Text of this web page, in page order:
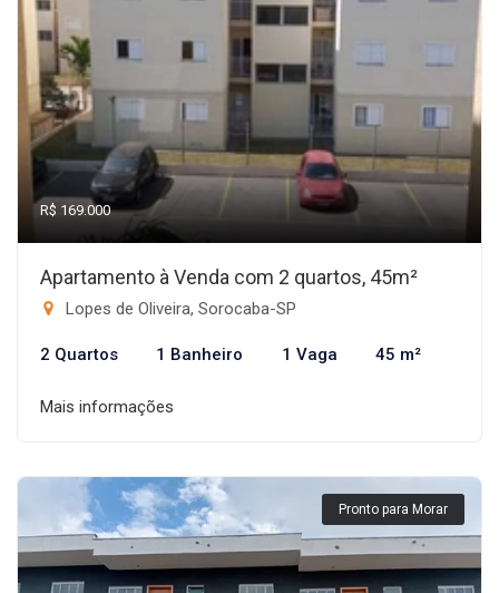
R$ 169.000
Apartamento à Venda com 2 quartos, 45m²
Lopes de Oliveira, Sorocaba-SP
2 Quartos 1 Banheiro 1 Vaga 45 m²
Mais informações
Pronto para Morar